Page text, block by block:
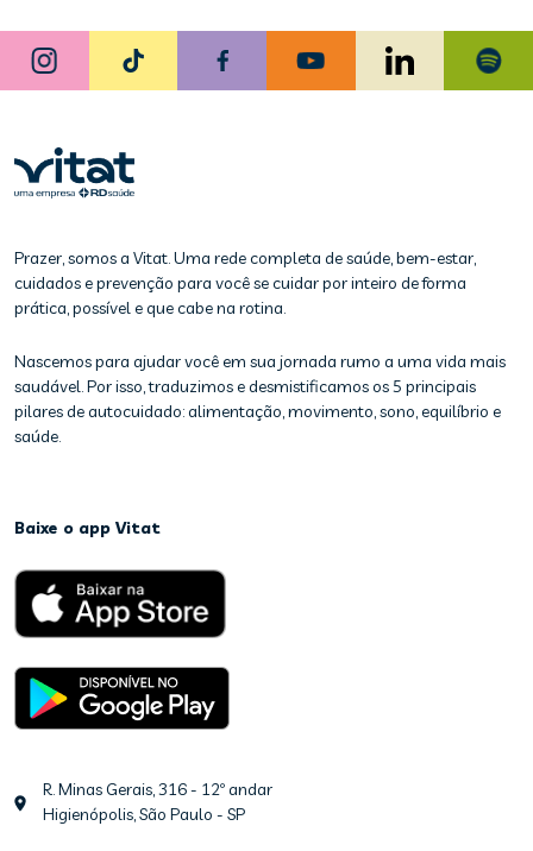
Prazer, somos a Vitat. Uma rede completa de saúde, bem-estar,
cuidados e prevenção para você se cuidar por inteiro de forma
prática, possível e que cabe na rotina.
Nascemos para ajudar você em sua jornada rumo a uma vida mais
saudável. Por isso, traduzimos e desmistificamos os 5 principais
pilares de autocuidado: alimentação, movimento, sono, equilíbrio e
saúde.
Baixe o app Vitat
R. Minas Gerais, 316 - 12º andar
Higienópolis, São Paulo - SP